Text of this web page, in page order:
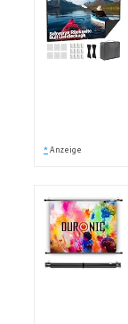
* Anzeige